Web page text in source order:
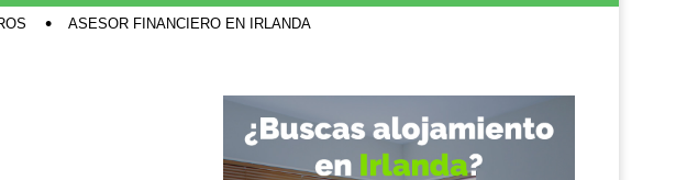
ASESOR FINANCIERO EN IRLANDA